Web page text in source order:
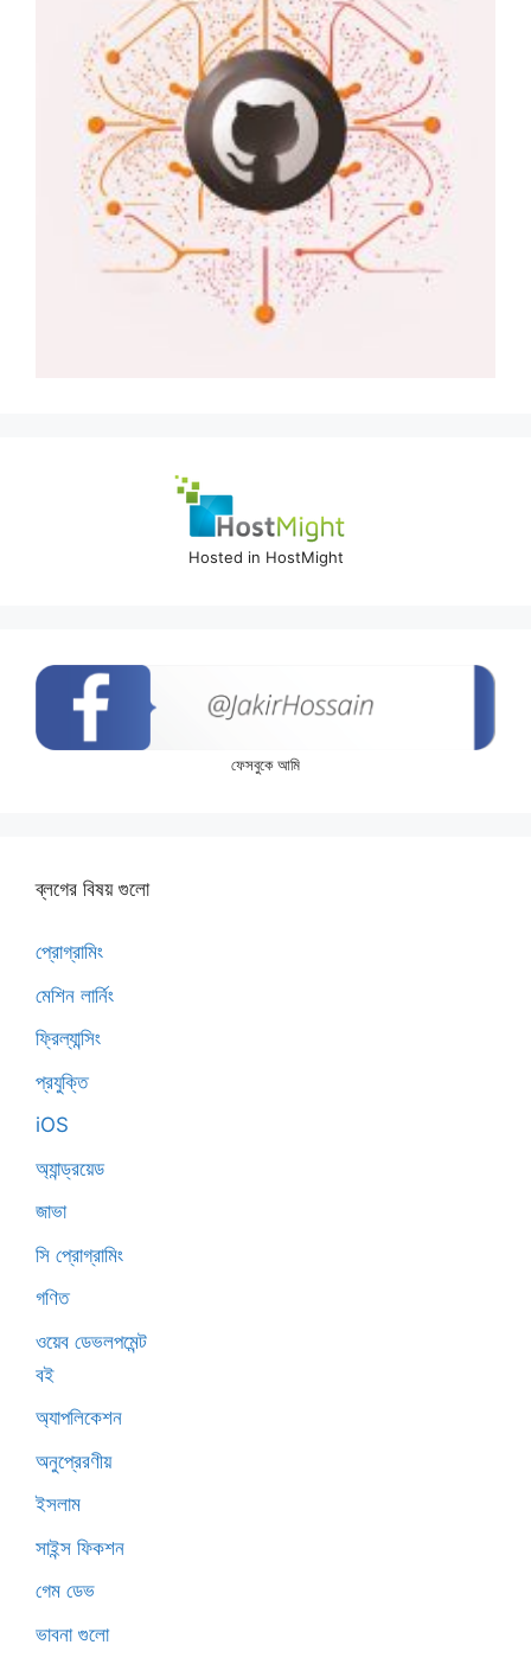
Hosted in HostMight
ফেসবুকে আমি
ব্লগের বিষয় গুলো
প্রোগ্রামিং
মেশিন লার্নিং
ফ্রিল্যান্সিং
প্রযুক্তি
iOS
অ্যান্ড্রয়েড
জাভা
সি প্রোগ্রামিং
গণিত
ওয়েব ডেভলপমেন্ট
বই
অ্যাপলিকেশন
অনুপ্রেরণীয়
ইসলাম
সাইন্স ফিকশন
গেম ডেভ
ভাবনা গুলো